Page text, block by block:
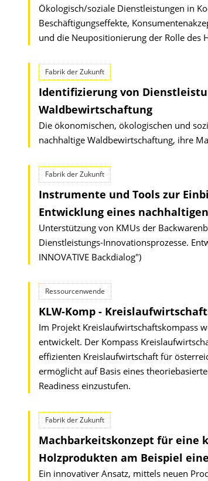
Ökologisch/soziale Dienstleistungen in
Beschäftigungseffekte,
und die Neupositionierung der Rolle des
Fabrik der Zukunft
Identifizierung von
Waldbewirtschaftung
Die ökonomischen, ökologischen und
nachhaltige Waldbewirtschaftung, ihre
Fabrik der Zukunft
Instrumente und Tools zur
Entwicklung eines
Unterstützung von KMUs der
Dienstleistungs-Innovationsprozesse.
INNOVATIVE Backdialog")
Ressourcenwende
KLW-Komp -
Im Projekt Kreislaufwirtschaftskompass
entwickelt. Der Kompass
effizienten Kreislaufwirtschaft für
ermöglicht auf Basis eines
Readiness einzustufen.
Fabrik der Zukunft
Machbarkeitskonzept für eine
Holzprodukten am Beispiel
Ein innovativer Ansatz, mittels neuen